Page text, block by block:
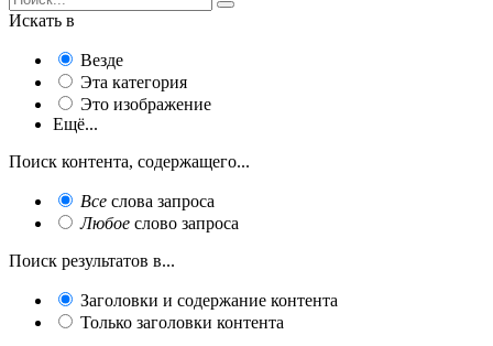
Искать в
Везде
Эта категория
Это изображение
Ещё...
Поиск контента, содержащего...
Все слова запроса
Любое слово запроса
Поиск результатов в...
Заголовки и содержание контента
Только заголовки контента